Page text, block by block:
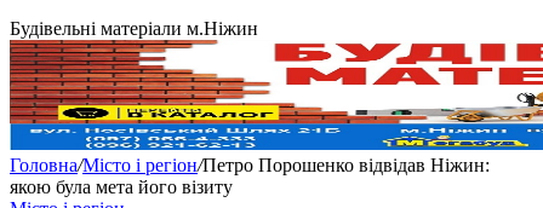
Будівельні матеріали м.Ніжин
Головна/Місто і регіон/Петро Порошенко відвідав Ніжин:
якою була мета його візиту